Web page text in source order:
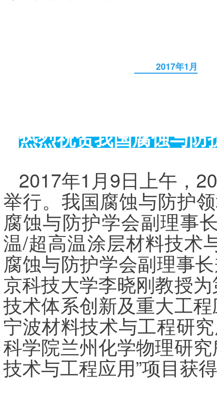
2017年1月
热烈祝贺我国腐蚀与
2017年1月9日上午，
举行。我国腐蚀与防护
腐蚀与防护学会副理事
温/超高温涂层材料技术
腐蚀与防护学会副理事
京科技大学李晓刚教授
技术体系创新及重大工
宁波材料技术与工程研
科学院兰州化学物理研
技术与工程应用”项目获